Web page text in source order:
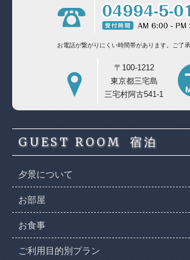
お電話が繋がりにくい時間帯があります。 ご了
〒100-1212
東京都三宅島
三宅村阿古541-1
GUEST ROOM 宿泊
夕景について
お部屋
お食事
ご利用目的別プラン